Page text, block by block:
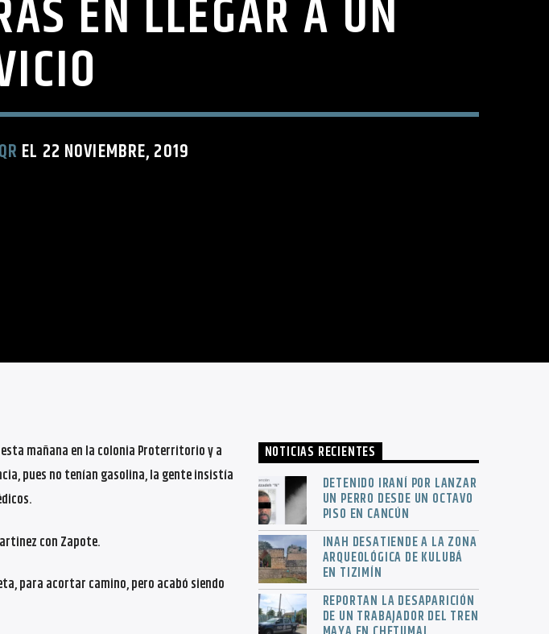
EN LLEGAR A UN
EL 22 NOVIEMBRE, 2019
mañana en la colonia Proterritorio y a
pues no tenían gasolina, la gente insistía
con Zapote.
para acortar camino, pero acabó siendo
NOTICIAS RECIENTES
DETENIDO IRANÍ POR LANZAR
UN PERRO DESDE UN OCTAVO
PISO EN CANCÚN
INAH DESATIENDE A LA ZONA
ARQUEOLÓGICA DE KULUBÁ
EN TIZIMÍN
REPORTAN LA DESAPARICIÓN
DE UN TRABAJADOR DEL TREN